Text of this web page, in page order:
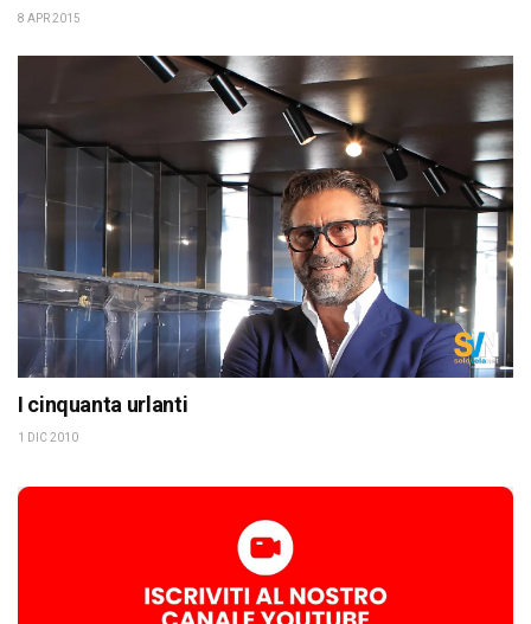
8 APR 2015
I cinquanta urlanti
1 DIC 2010